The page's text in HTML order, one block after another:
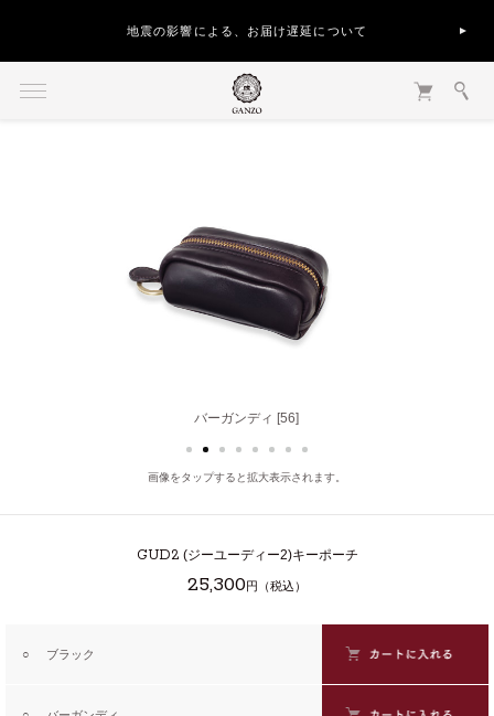
地震の影響による、お届け遅延について
バーガンディ [56]
画像をタップすると拡大表示されます。
GUD2 (ジーユーディー2)キーポーチ
25,300円（税込）
○ ブラック